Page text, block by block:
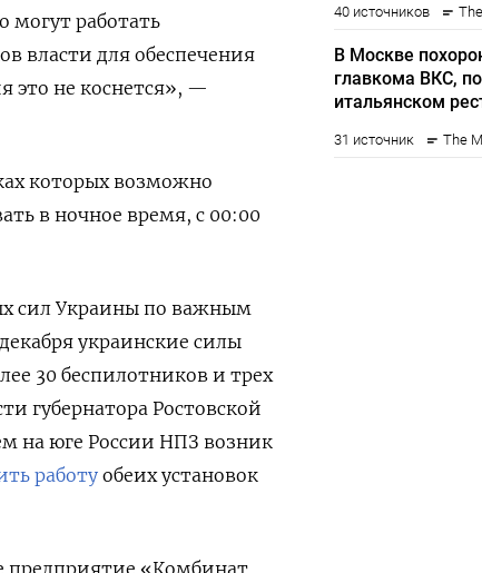
могут работать
власти для обеспечения
это не коснется», —
которых возможно
в ночное время, с 00:00
сил Украины по важным
украинские силы
30 беспилотников и трех
губернатора Ростовской
на юге России НПЗ возник
работу обеих установок
предприятие «Комбинат